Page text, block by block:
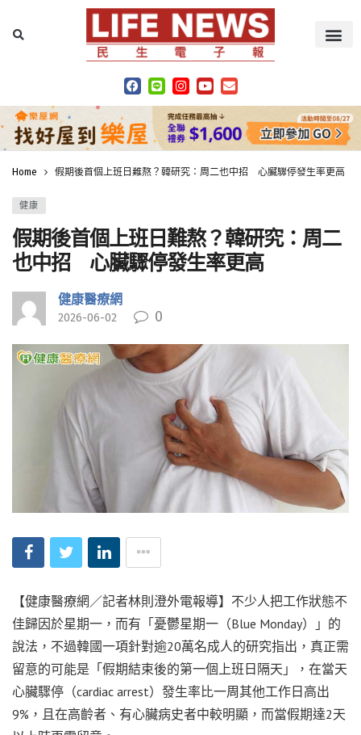
Home 假期後首個上班日難熬？韓研究：周二也中招 心臟驟停發生率更高
健康
假期後首個上班日難熬？韓研究：周二
也中招 心臟驟停發生率更高
健康醫療網
2026-06-02 0
【健康醫療網／記者林則澄外電報導】不少人把工作狀態不
佳歸因於星期一，而有「憂鬱星期一（Blue Monday）」的
說法，不過韓國一項針對逾20萬名成人的研究指出，真正需
留意的可能是「假期結束後的第一個上班日隔天」，在當天
心臟驟停（cardiac arrest）發生率比一周其他工作日高出
9%，且在高齡者、有心臟病史者中較明顯，而當假期達2天